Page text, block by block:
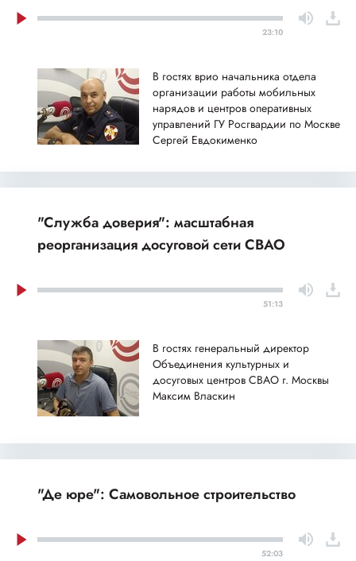
23:10
В гостях врио начальника отдела
организации работы мобильных
нарядов и центров оперативных
управлений ГУ Росгвардии по Москве
Сергей Евдокименко
"Служба доверия": масштабная
реорганизация досуговой сети СВАО
51:13
В гостях генеральный директор
Объединения культурных и
досуговых центров СВАО г. Москвы
Максим Власкин
"Де юре": Самовольное строительство
52:03